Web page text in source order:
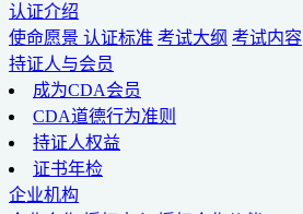
认证介绍
使命愿景 认证标准 考试大纲 考试内容
持证人与会员
成为CDA会员
CDA道德行为准则
持证人权益
证书年检
企业机构